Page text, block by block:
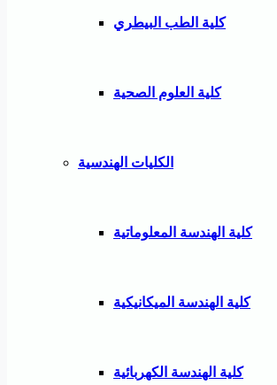
كلية الطب البيطري
كلية العلوم الصحية
الكليات الهندسية
كلية الهندسة المعلوماتية
كلية الهندسة الميكانيكية
كلية الهندسة الكهربائية